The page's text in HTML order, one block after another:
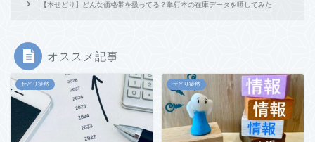
【本せどり】どんな価格帯を扱ってる？単行本の在庫データを晒してみた
オススメ記事
せどり徒然 せどり徒然